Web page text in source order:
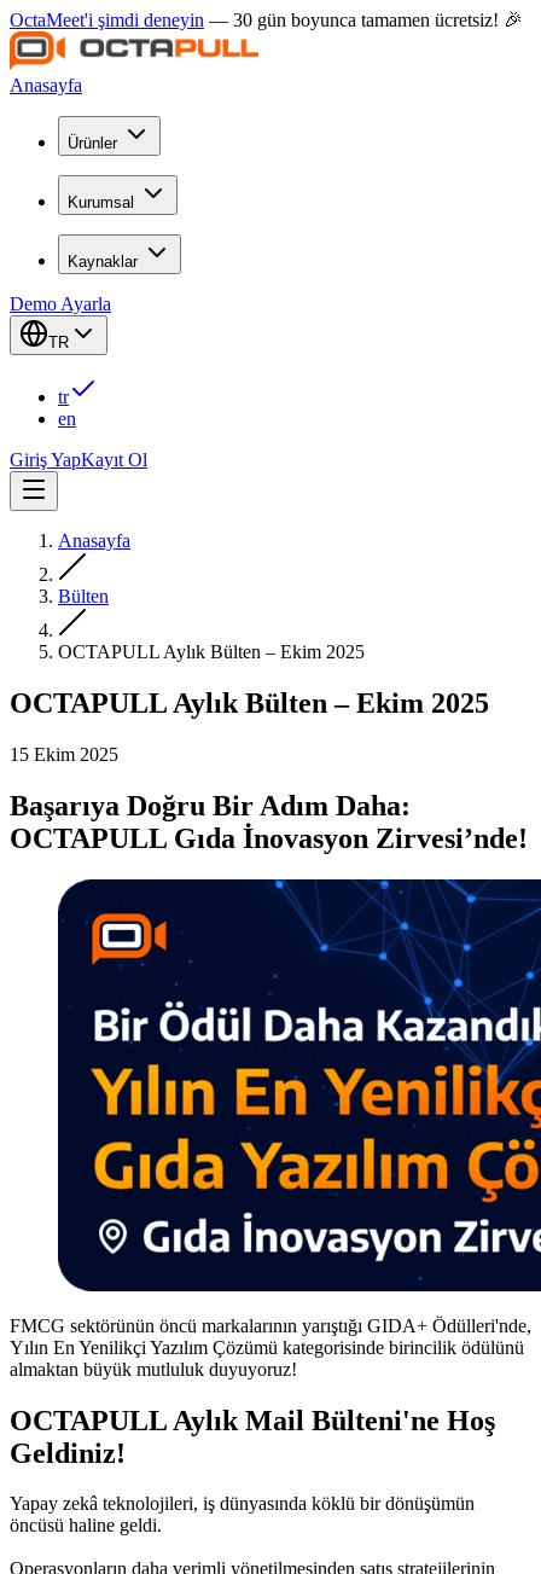
OctaMeet'i şimdi deneyin — 30 gün boyunca tamamen ücretsiz! 🎉
Anasayfa
Ürünler
Kurumsal
Kaynaklar
Demo Ayarla
TR
tr
en
Giriş YapKayıt Ol
Anasayfa
Bülten
OCTAPULL Aylık Bülten – Ekim 2025
OCTAPULL Aylık Bülten – Ekim 2025
15 Ekim 2025
Başarıya Doğru Bir Adım Daha:
OCTAPULL Gıda İnovasyon Zirvesi’nde!
FMCG sektörünün öncü markalarının yarıştığı GIDA+ Ödülleri'nde,
Yılın En Yenilikçi Yazılım Çözümü kategorisinde birincilik ödülünü
almaktan büyük mutluluk duyuyoruz!
OCTAPULL Aylık Mail Bülteni'ne Hoş
Geldiniz!
Yapay zekâ teknolojileri, iş dünyasında köklü bir dönüşümün
öncüsü haline geldi.
Operasyonların daha verimli yönetilmesinden satış stratejilerinin